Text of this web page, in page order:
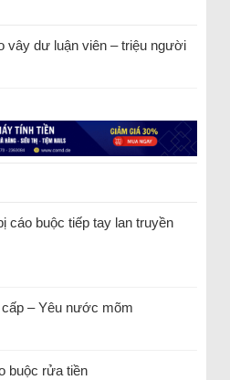
vây dư luận viên – triệu người
cáo buộc tiếp tay lan truyền
– Yêu nước mõm
buộc rửa tiền